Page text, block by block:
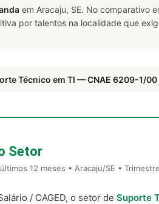
em Aracaju, SE. No comparativo
por talentos na localidade que
Técnico em TI — CNAE 6209-1/00
Setor
12 meses • Aracaju/SE •
/ CAGED, o setor de Suporte